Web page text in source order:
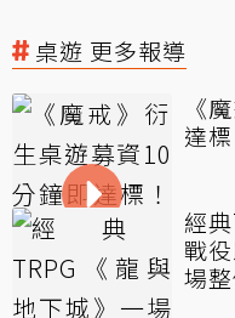
桌遊 更多報導
《
達
經
戰
場